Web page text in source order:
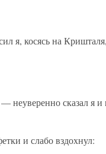
я, косясь на
сказал я и
и слабо вздохнул: